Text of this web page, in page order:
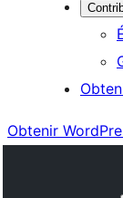
Obtenir